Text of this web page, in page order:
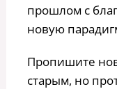
прошлом с
новую
Пропишите
старым, но